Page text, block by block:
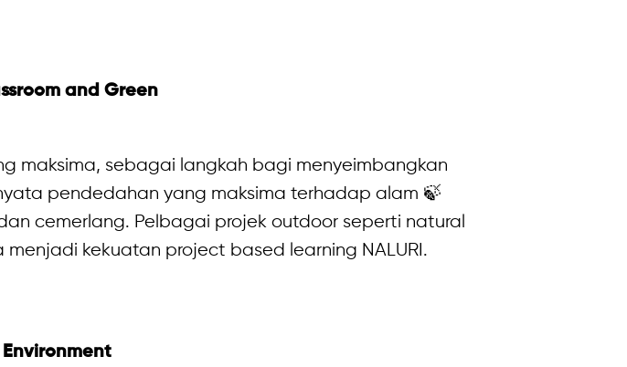
and Green
maksima, sebagai langkah bagi menyeimbangkan
pendedahan yang maksima terhadap alam 🍃
cemerlang. Pelbagai projek outdoor seperti natural
kekuatan project based learning NALURI.